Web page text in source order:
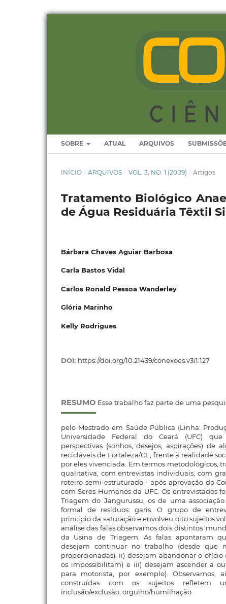
SOBRE ATUAL ARQUIVOS
INÍCIO / ARQUIVOS / VOL. 3, NO. 1 (2009) / Artigos
Tratamento Biológico
de Água Residuária Têxtil
Bárbara Chaves Aguiar Barbosa
Carla Bastos Vidal
Carlos Ronald Pessoa Wanderley
Glória Marinho
Kelly Rodrigues
DOI: https://doi.org/10.21439/conexoes.v3i1.127
RESUMO Esse trabalho faz parte de uma
pelo Mestrado em Saúde Pública (Linha:
Universidade Federal do Ceará (UFC)
perspectivas (sonhos, desejos, aspirações) de
recicláveis de Fortaleza/CE, frente à realidade
por eles vivenciada. Em termos metodológicos,
qualitativa, com entrevistas individuais, com
roteiro semi-estruturado - após aprovação do
com Seres Humanos da UFC. Os entrevistados
Triagem do Jangurussu, os de uma
formal de resíduos: garis. O grupo de
princípio da saturação e envolveu oito sujeitos
análise das falas observamos dois distintos
da Usina de Triagem. As falas apontaram
desejam continuar no trabalho (desde que
proporcionadas), ii) desejam abandonar o ofício
os impossibilitam) e iii) desejam ascender a
para motorista, por exemplo). Observamos,
construídas com os sujeitos refletem
inclusão/exclusão, orgulho/humilhação